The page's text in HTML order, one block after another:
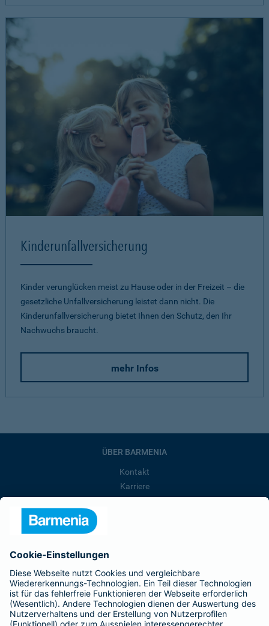
Kinderunfallversicherung
Kinder verunglücken meist zu Hause oder in der Freizeit – die
gesetzliche Unfallversicherung leistet dann nicht. Die
Kinderunfallversicherung bietet Ihnen den Schutz, den Ihr
Nachwuchs braucht.
mehr Infos
ÜBER BARMENIA
Kontakt
Karriere
Barmenia ist Teil der BarmeniaGothaer
BELIEBTE SEITEN
Kranken-Zusatzversicherung
Tierversicherungen